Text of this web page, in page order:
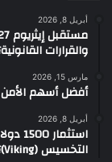
أبريل 8, 2026
والقرارات
مارس 15, 2026
أفضل أسهم الأمن السيبراني
أبريل 8, 2026
التخسيس (Viking)؟